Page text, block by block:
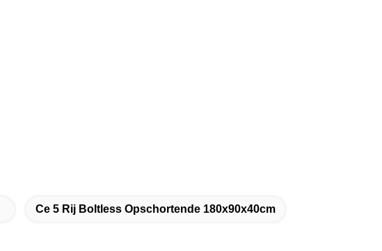
Ce 5 Rij Boltless Opschortende 180x90x40cm